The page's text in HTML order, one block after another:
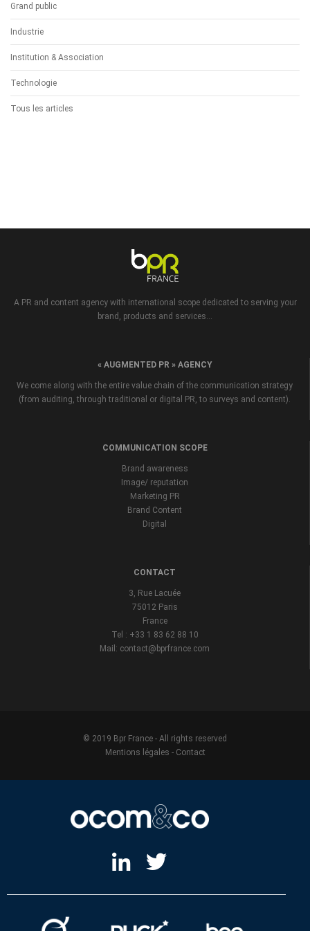
Grand public
Industrie
Institution & Association
Technologie
Tous les articles
A PR and content agency with international scope dedicated to serving your
brand, products and services...
« AUGMENTED PR » AGENCY
We come along with the entire value chain of the communication strategy
(from auditing, through traditional or digital PR, to surveys and content).
COMMUNICATION SCOPE
Brand awareness
Image/ reputation
Marketing PR
Brand Content
Digital
CONTACT
3, Rue Lacuée
75012 Paris
France
Tel : +33 1 83 62 88 10
Mail: contact@bprfrance.com
© 2019 Bpr France - All rights reserved
Mentions légales - Contact